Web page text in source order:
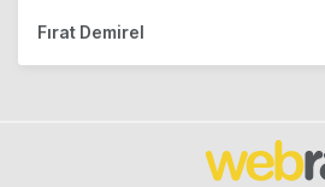
Fırat Demirel